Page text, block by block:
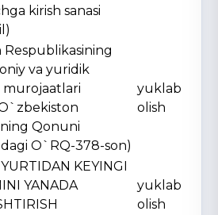
kirish sanasi
va yuridik
murojaatlari
Qonuni
O`RQ-378-son)
yuklab
olish
KЕYINGI
YANADA
yuklab
olish